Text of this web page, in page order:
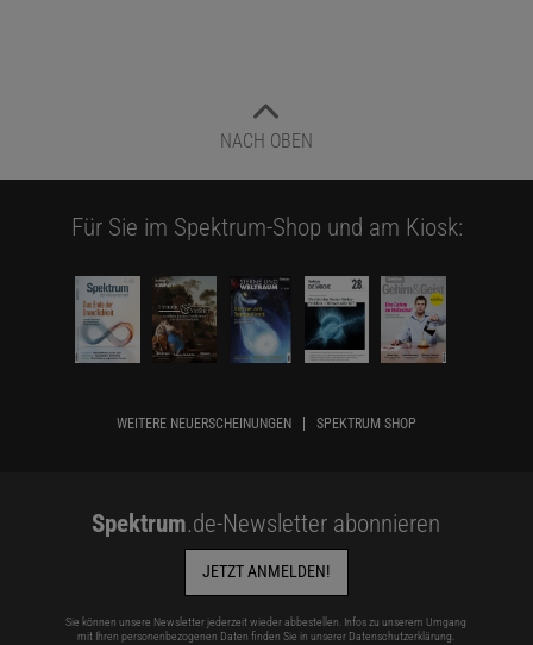
NACH OBEN
Für Sie im Spektrum-Shop und am Kiosk:
WEITERE NEUERSCHEINUNGEN SPEKTRUM SHOP
Spektrum.de-Newsletter abonnieren
JETZT ANMELDEN!
Sie können unsere Newsletter jederzeit wieder abbestellen. Infos zu unserem Umgang
mit Ihren personenbezogenen Daten finden Sie in unserer Datenschutzerklärung